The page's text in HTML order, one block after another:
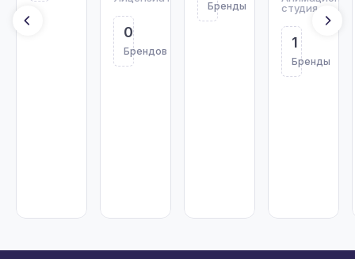
0
Брендов
Бренды
студия
1
Бренды